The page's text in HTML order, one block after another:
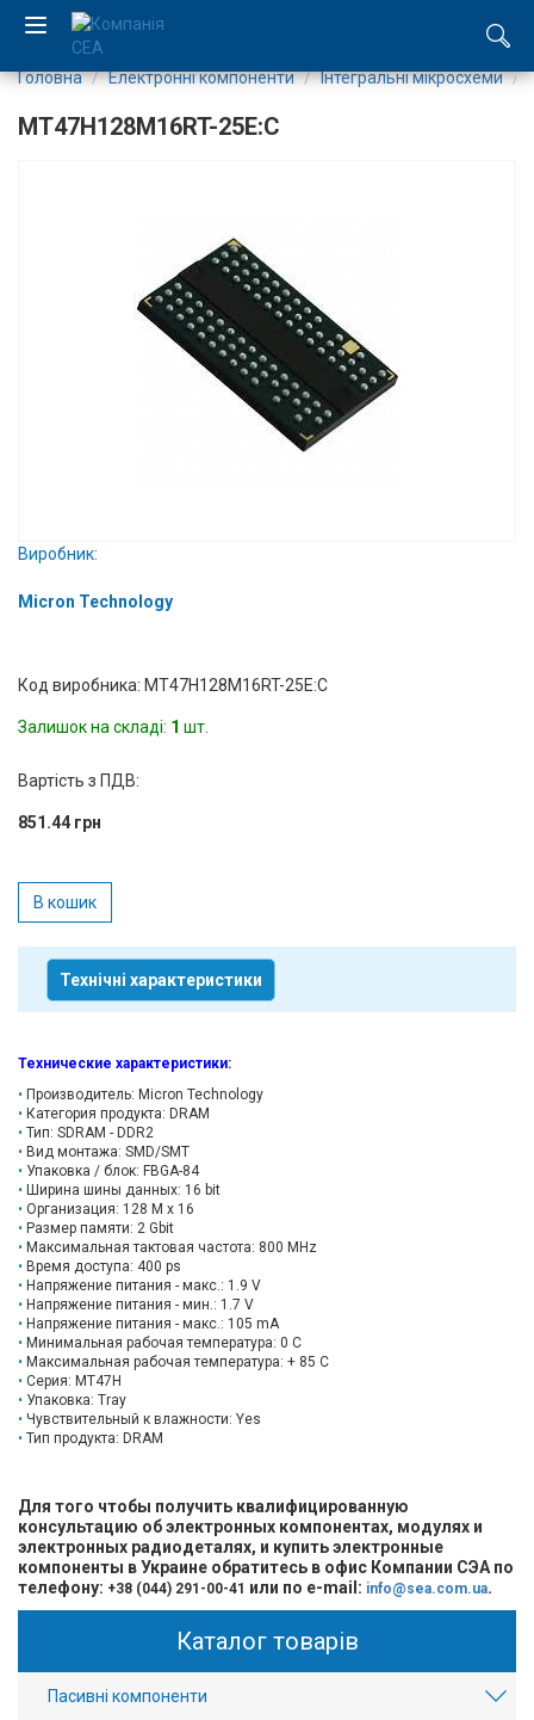
Виробництво
Вхід/
авторизація
Контакти
Доставка
Тех.
Блог
Головна Електронні компоненти Інтегральні мікросхеми
MT47H128M16RT-25E:C
Виробник:
Micron Technology
Код виробника: MT47H128M16RT-25E:C
Залишок на складі: 1 шт.
Вартість з ПДВ:
851.44 грн
В кошик
Технічні характеристики
Технические характеристики:
Производитель: Micron Technology
Категория продукта: DRAM
Тип: SDRAM - DDR2
Вид монтажа: SMD/SMT
Упаковка / блок: FBGA-84
Ширина шины данных: 16 bit
Организация: 128 M x 16
Размер памяти: 2 Gbit
Максимальная тактовая частота: 800 MHz
Время доступа: 400 ps
Напряжение питания - макс.: 1.9 V
Напряжение питания - мин.: 1.7 V
Напряжение питания - макс.: 105 mA
Минимальная рабочая температура: 0 C
Максимальная рабочая температура: + 85 C
Серия: MT47H
Упаковка: Tray
Чувствительный к влажности: Yes
Тип продукта: DRAM
Для того чтобы получить квалифицированную
консультацию об электронных компонентах, модулях и
электронных радиодеталях, и купить электронные
компоненты в Украине обратитесь в офис Компании СЭА по
телефону: +38 (044) 291-00-41 или по e-mail: info@sea.com.ua.
Каталог товарів
Пасивні компоненти